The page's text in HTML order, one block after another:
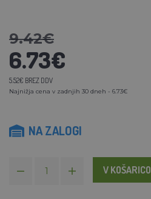
9.42€
6.73€
5.52€ BREZ DDV
Najnižja cena v zadnjih 30 dneh - 6.73€
NA ZALOGI
V KOŠARICO